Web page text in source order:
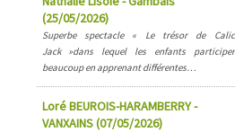
(25/05/2026)
Superbe spectacle « Le trésor de
Jack »dans lequel les enfants
beaucoup en apprenant différentes…
Loré BEUROIS-HARAMBERRY -
VANXAINS (07/05/2026)